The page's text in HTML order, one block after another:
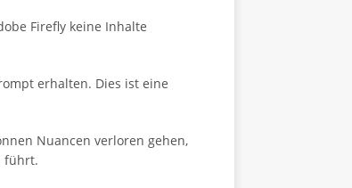
Firefly keine Inhalte
erhalten. Dies ist eine
Nuancen verloren gehen,
führt.